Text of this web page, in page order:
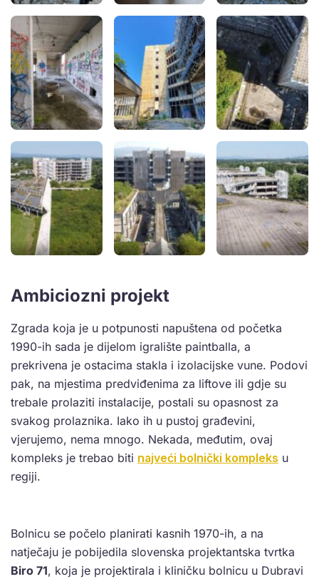
Ambiciozni projekt
Zgrada koja je u potpunosti napuštena od početka
1990-ih sada je dijelom igralište paintballa, a
prekrivena je ostacima stakla i izolacijske vune. Podovi
pak, na mjestima predviđenima za liftove ili gdje su
trebale prolaziti instalacije, postali su opasnost za
svakog prolaznika. Iako ih u pustoj građevini,
vjerujemo, nema mnogo. Nekada, međutim, ovaj
kompleks je trebao biti najveći bolnički kompleks u
regiji.
Bolnicu se počelo planirati kasnih 1970-ih, a na
natječaju je pobijedila slovenska projektantska tvrtka
Biro 71, koja je projektirala i kliničku bolnicu u Dubravi